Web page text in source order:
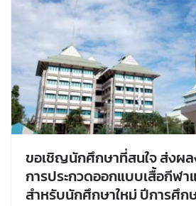
ขอเชิญนักศึกษาที่สนใจ ส่งผล
การประกวดออกแบบเสื้อกีฬา
สำหรับนักศึกษาใหม่ ปีการศึก